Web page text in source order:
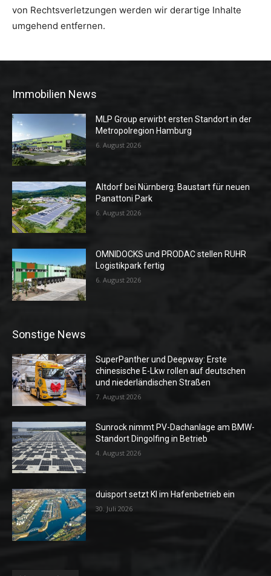
von Rechtsverletzungen werden wir derartige Inhalte
umgehend entfernen.
Immobilien News
MLP Group erwirbt ersten Standort in der
Metropolregion Hamburg
6. August 2026
Altdorf bei Nürnberg: Baustart für neuen
Panattoni Park
6. August 2026
OMNIDOCKS und PRODAC stellen RUHR
Logistikpark fertig
6. August 2026
Sonstige News
SuperPanther und Deepway: Erste
chinesische E-Lkw rollen auf deutschen
und niederländischen Straßen
7. August 2026
Sunrock nimmt PV-Dachanlage am BMW-
Standort Dingolfing in Betrieb
4. August 2026
duisport setzt KI im Hafenbetrieb ein
30. Juli 2026